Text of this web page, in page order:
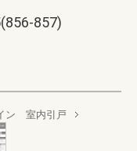
857)
ン 室内引戸